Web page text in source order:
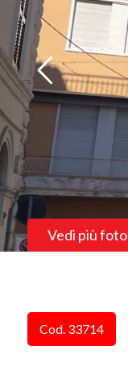
Vedi più foto
Cod. 33714